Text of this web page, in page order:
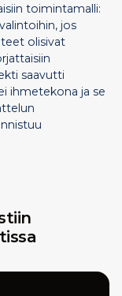
toimintamalli:
jos
olisivat
saavutti
ihmetekona ja se